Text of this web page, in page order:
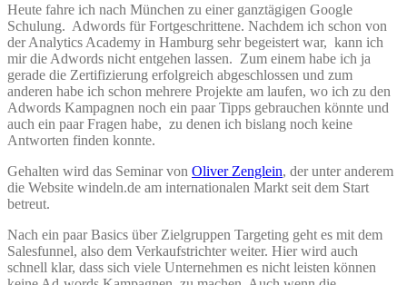
Heute fahre ich nach München zu einer ganztägigen Google
Schulung. Adwords für Fortgeschrittene. Nachdem ich schon von
der Analytics Academy in Hamburg sehr begeistert war, kann ich
mir die Adwords nicht entgehen lassen. Zum einem habe ich ja
gerade die Zertifizierung erfolgreich abgeschlossen und zum
anderen habe ich schon mehrere Projekte am laufen, wo ich zu den
Adwords Kampagnen noch ein paar Tipps gebrauchen könnte und
auch ein paar Fragen habe, zu denen ich bislang noch keine
Antworten finden konnte.
Gehalten wird das Seminar von Oliver Zenglein, der unter anderem
die Website windeln.de am internationalen Markt seit dem Start
betreut.
Nach ein paar Basics über Zielgruppen Targeting geht es mit dem
Salesfunnel, also dem Verkaufstrichter weiter. Hier wird auch
schnell klar, dass sich viele Unternehmen es nicht leisten können